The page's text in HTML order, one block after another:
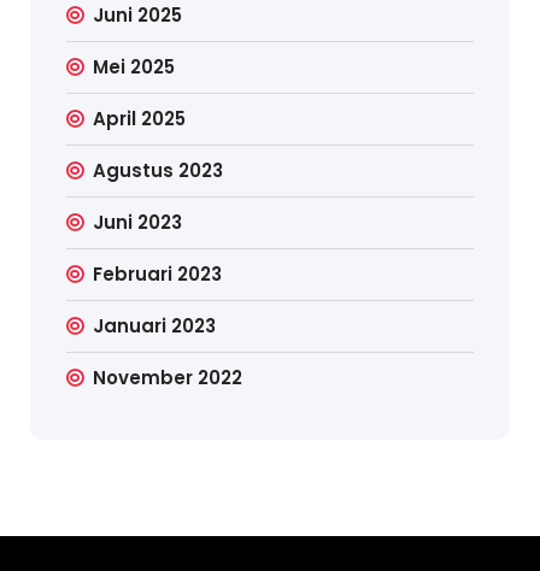
Juni 2025
Mei 2025
April 2025
Agustus 2023
Juni 2023
Februari 2023
Januari 2023
November 2022